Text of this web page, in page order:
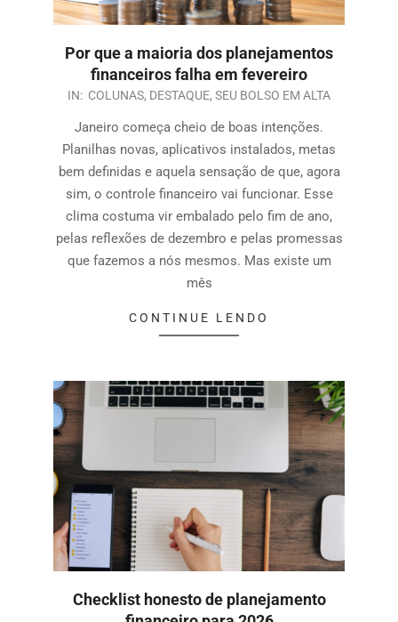
Por que a maioria dos planejamentos
financeiros falha em fevereiro
IN: COLUNAS, DESTAQUE, SEU BOLSO EM ALTA
Janeiro começa cheio de boas intenções.
Planilhas novas, aplicativos instalados, metas
bem definidas e aquela sensação de que, agora
sim, o controle financeiro vai funcionar. Esse
clima costuma vir embalado pelo fim de ano,
pelas reflexões de dezembro e pelas promessas
que fazemos a nós mesmos. Mas existe um
mês
CONTINUE LENDO
Checklist honesto de planejamento